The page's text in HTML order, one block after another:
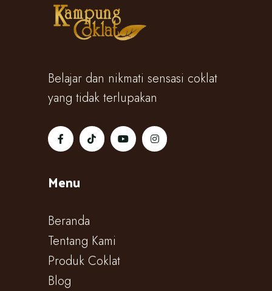
Belajar dan nikmati sensasi coklat
yang tidak terlupakan
Menu
Beranda
Tentang Kami
Produk Coklat
Blog